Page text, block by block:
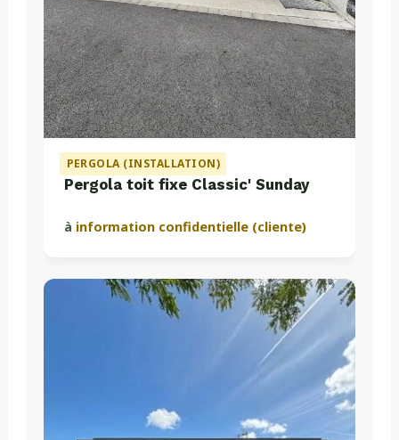
PERGOLA (INSTALLATION)
Pergola toit fixe Classic' Sunday
à information confidentielle (cliente)